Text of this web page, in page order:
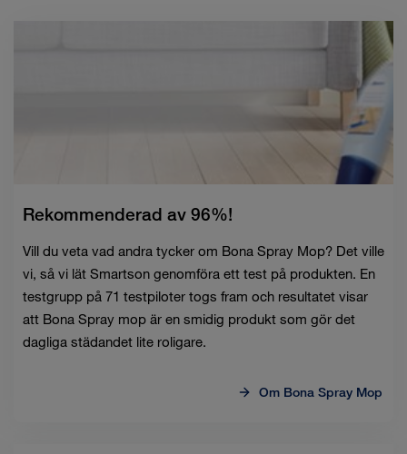
Rekommenderad av 96%!
Vill du veta vad andra tycker om Bona Spray Mop? Det ville
vi, så vi lät Smartson genomföra ett test på produkten. En
testgrupp på 71 testpiloter togs fram och resultatet visar
att Bona Spray mop är en smidig produkt som gör det
dagliga städandet lite roligare.
Om Bona Spray Mop